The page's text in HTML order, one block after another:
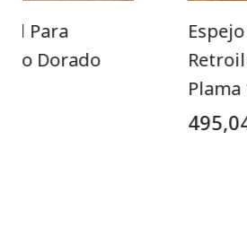
Para
Dorado
Plama